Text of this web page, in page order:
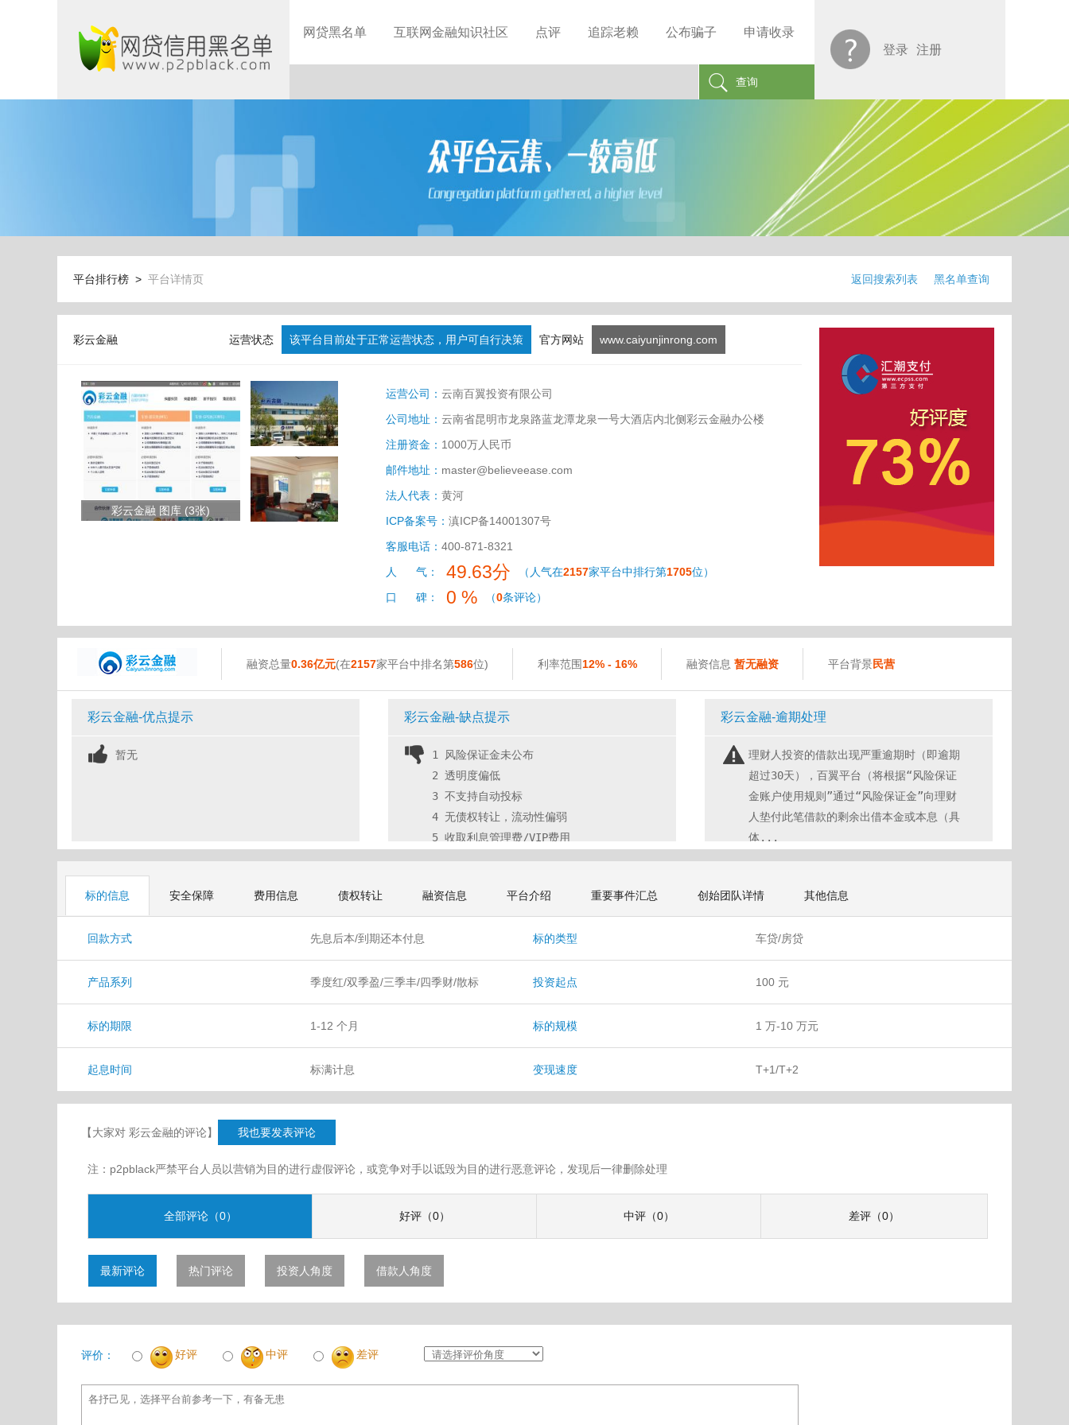
网贷黑名单 互联网金融知识社区 点评 追踪老赖 公布骗子 申请收录
查询
登录 注册
平台排行榜 > 平台详情页 返回搜索列表 黑名单查询
彩云金融 运营状态 该平台目前处于正常运营状态，用户可自行决策 官方网站 www.caiyunjinrong.com
彩云金融 图库 (3张)
运营公司： 云南百翼投资有限公司
公司地址： 云南省昆明市龙泉路蓝龙潭龙泉一号大酒店内北侧彩云金融办公楼
注册资金： 1000万人民币
邮件地址： master@believeease.com
法人代表： 黄河
ICP备案号： 滇ICP备14001307号
客服电话： 400-871-8321
人 气：
49.63分 （人气在2157家平台中排行第1705位）
口 碑：
0 % （0条评论）
融资总量0.36亿元(在2157家平台中排名第586位) 利率范围12% - 16% 融资信息 暂无融资 平台背景民营
彩云金融-优点提示
暂无
彩云金融-缺点提示
1 风险保证金未公布
2 透明度偏低
3 不支持自动投标
4 无债权转让，流动性偏弱
5 收取利息管理费/VIP费用
彩云金融-逾期处理
理财人投资的借款出现严重逾期时（即逾期
超过30天），百翼平台（将根据“风险保证
金账户使用规则”通过“风险保证金”向理财
人垫付此笔借款的剩余出借本金或本息（具
体...
标的信息 安全保障 费用信息 债权转让 融资信息 平台介绍 重要事件汇总 创始团队详情 其他信息
回款方式 先息后本/到期还本付息 标的类型 车贷/房贷
产品系列 季度红/双季盈/三季丰/四季财/散标 投资起点 100 元
标的期限 1-12 个月 标的规模 1 万-10 万元
起息时间 标满计息 变现速度 T+1/T+2
【大家对 彩云金融的评论】 我也要发表评论
注：p2pblack严禁平台人员以营销为目的进行虚假评论，或竞争对手以诋毁为目的进行恶意评论，发现后一律删除处理
全部评论（0） 好评（0） 中评（0） 差评（0）
最新评论 热门评论 投资人角度 借款人角度
评价： 好评 中评 差评